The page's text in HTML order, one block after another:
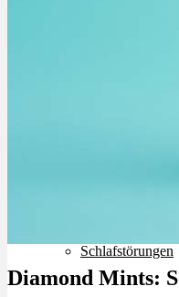
Schlafstörungen
Diamond Mints: